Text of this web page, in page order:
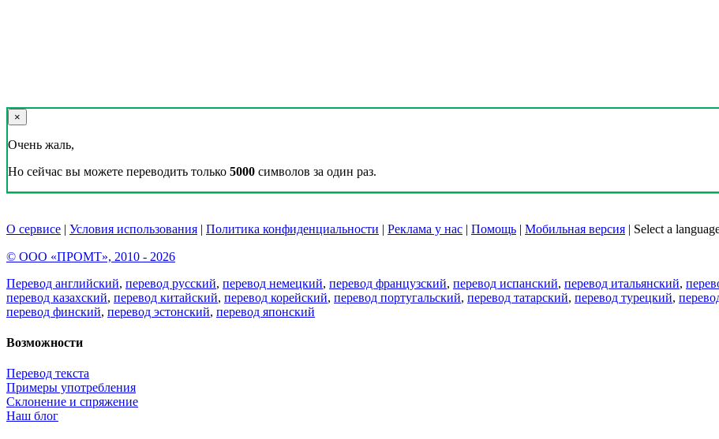
×
Очень жаль,
Но сейчас вы можете переводить только 5000 символов за один раз.
О сервисе | Условия использования | Политика конфиденциальности | Реклама у нас | Помощь | Мобильная версия | Select a
© ООО «ПРОМТ», 2010 - 2026
Перевод английский, перевод русский, перевод немецкий, перевод французский, перевод испанский, перевод итальянский,
перевод казахский, перевод китайский, перевод корейский, перевод португальский, перевод татарский, перевод турецкий,
перевод финский, перевод эстонский, перевод японский
Возможности
Перевод текста
Примеры употребления
Склонение и спряжение
Наш блог